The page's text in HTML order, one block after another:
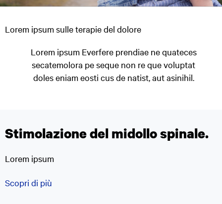
Lorem ipsum sulle terapie del dolore
Lorem ipsum Everfere prendiae ne quateces
secatemolora pe seque non re que voluptat
doles eniam eosti cus de natist, aut asinihil.
Stimolazione del midollo spinale.
Lorem ipsum
Scopri di più